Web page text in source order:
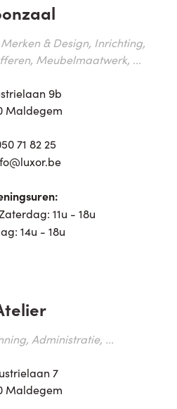
& Design, Inrichting,
Meubelmaatwerk, ...
9b
Maldegem
71 82 25
11u - 18u
14u - 18u
Administratie, ...
7
Maldegem